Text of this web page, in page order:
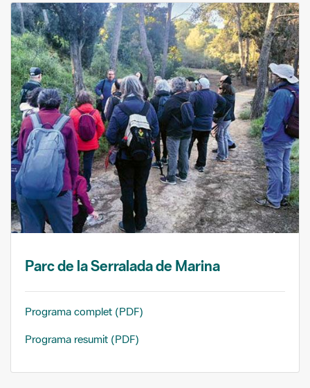
Parc de la Serralada de Marina
Programa complet (PDF)
Programa resumit (PDF)